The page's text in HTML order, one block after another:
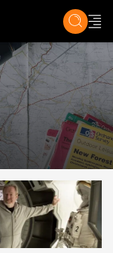
ÉLET TECH &